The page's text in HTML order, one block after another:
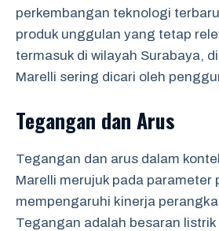
perkembangan teknologi
produk unggulan yang tetap
termasuk di wilayah Surabaya,
Marelli sering dicari oleh
Tegangan dan Arus
Tegangan dan arus dalam
Marelli merujuk pada parameter
mempengaruhi kinerja
Tegangan adalah besaran